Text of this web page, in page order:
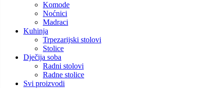
Komode
Noćnici
Madraci
Kuhinja
Trpezarijski stolovi
Stolice
Dječija soba
Radni stolovi
Radne stolice
Svi proizvodi